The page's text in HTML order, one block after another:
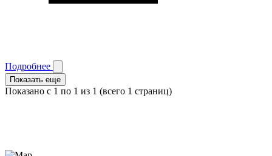
Подробнее
Показать еще
Показано с 1 по 1 из 1 (всего 1 страниц)